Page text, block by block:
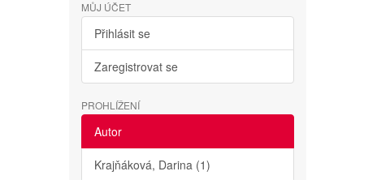
MŮJ ÚČET
Přihlásit se
Zaregistrovat se
PROHLÍŽENÍ
Autor
Krajňáková, Darina (1)